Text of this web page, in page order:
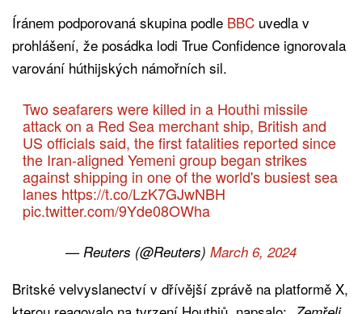
Íránem podporovaná skupina podle BBC uvedla v
prohlášení, že posádka lodi True Confidence ignorovala
varování húthijských námořních sil.
Two seafarers were killed in a Houthi missile
attack on a Red Sea merchant ship, British and
US officials said, the first fatalities reported since
the Iran-aligned Yemeni group began strikes
against shipping in one of the world's busiest sea
lanes https://t.co/LzK7GJwNBH
pic.twitter.com/9Yde08OWha
— Reuters (@Reuters) March 6, 2024
Britské velvyslanectví v dřívější zprávě na platformě X,